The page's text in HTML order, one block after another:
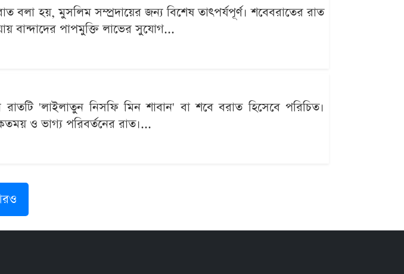
বলা হয়, মুসলিম সম্প্রদায়ের জন্য বিশেষ তাৎপর্যপূর্ণ। শবেবরাতের রাত
বান্দাদের পাপমুক্তি লাভের সুযোগ...
'লাইলাতুন নিসফি মিন শাবান' বা শবে বরাত হিসেবে পরিচিত।
ও ভাগ্য পরিবর্তনের রাত।...